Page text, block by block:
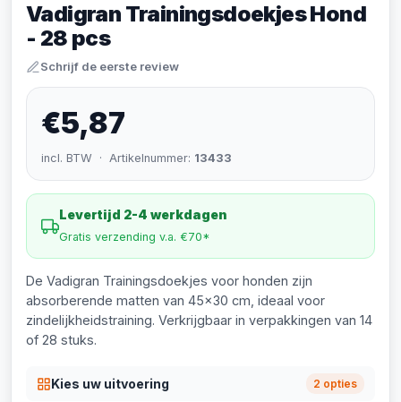
Vadigran Trainingsdoekjes Hond
- 28 pcs
Schrijf de eerste review
€5,87
incl. BTW · Artikelnummer: 13433
Levertijd 2-4 werkdagen
Gratis verzending v.a. €70*
De Vadigran Trainingsdoekjes voor honden zijn
absorberende matten van 45x30 cm, ideaal voor
zindelijkheidstraining. Verkrijgbaar in verpakkingen van 14
of 28 stuks.
Kies uw uitvoering 2 opties